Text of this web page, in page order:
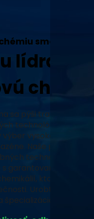
sme tu my!
lídra v
chémiu!
sa pýši tradíciou,
technológií a
výber vysoko
Naše produkty,
technológiách,
s garantovaným
ktoré prešli
Urobte z vášho